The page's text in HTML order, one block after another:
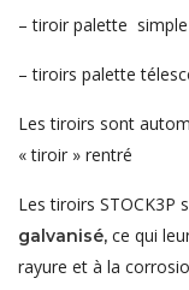
– tiroir palette
– tiroirs palette
Les tiroirs sont
« tiroir » rentré
Les tiroirs
galvanisé, ce qui
rayure et à la